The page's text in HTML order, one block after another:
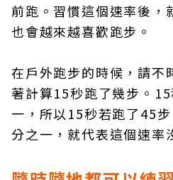
前跑。習慣這個速率後，
也會越來越喜歡跑步。
在戶外跑步的時候，請不
著計算15秒跑了幾步。
一，所以15秒若跑了45
分之一，就代表這個速率